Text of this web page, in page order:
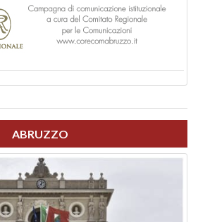
ABRUZZO